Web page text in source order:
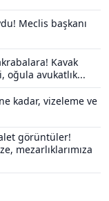
Meclis başkanı
Kavak
oğula avukatlık...
kadar, vizeleme ve
görüntüler!
mezarlıklarımıza